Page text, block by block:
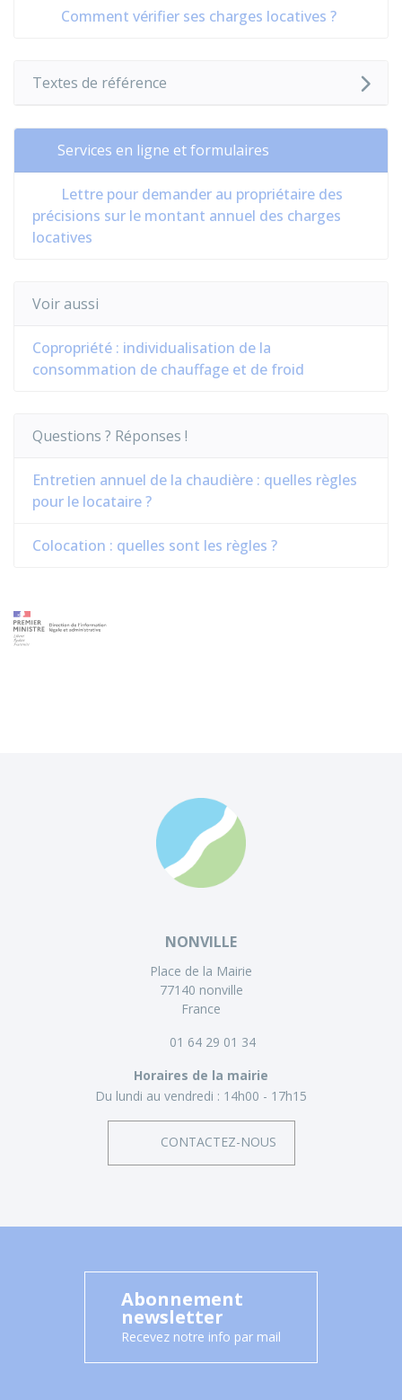
Comment vérifier ses charges locatives ?
Textes de référence
Services en ligne et formulaires
Lettre pour demander au propriétaire des
précisions sur le montant annuel des charges
locatives
Voir aussi
Copropriété : individualisation de la
consommation de chauffage et de froid
Questions ? Réponses !
Entretien annuel de la chaudière : quelles règles
pour le locataire ?
Colocation : quelles sont les règles ?
NONVILLE
Place de la Mairie
77140 nonville
France
01 64 29 01 34
Horaires de la mairie
Du lundi au vendredi : 14h00 - 17h15
CONTACTEZ-NOUS
Abonnement
newsletter
Recevez notre info par mail